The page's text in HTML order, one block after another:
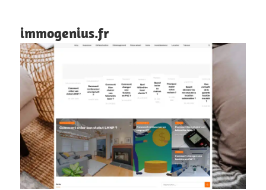
immogenius.fr